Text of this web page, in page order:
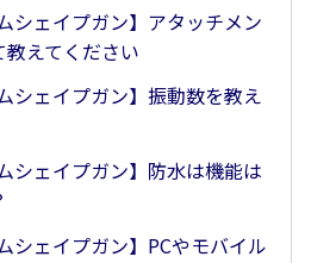
シェイプガン】アタッチメン
教えてください
シェイプガン】振動数を教え
シェイプガン】防水は機能は
シェイプガン】PCやモバイル